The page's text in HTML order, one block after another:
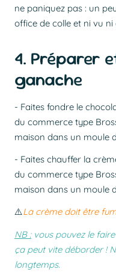
ne paniquez pas : un
office de colle et ni vu ni
4. Préparer
ganache
- Faites fondre le
du commerce type
maison dans un moule
- Faites chauffer la
du commerce type
maison dans un moule
⚠️La crème doit être
NB :vous pouvez le
ça peut vite déborder !
longtemps.